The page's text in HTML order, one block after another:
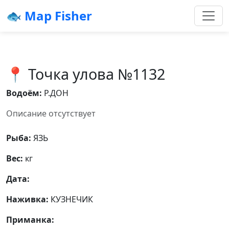
🐟 Map Fisher
📍 Точка улова №1132
Водоём: Р.ДОН
Описание отсутствует
Рыба: ЯЗЬ
Вес: кг
Дата:
Наживка: КУЗНЕЧИК
Приманка: